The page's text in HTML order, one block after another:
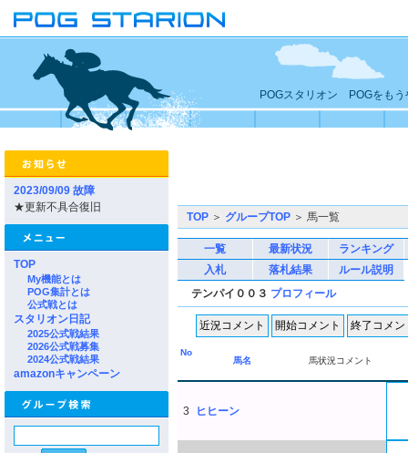
POGスタリオン POGをもう
2023/09/09 故障
★更新不具合復旧
TOP
My機能とは
POG集計とは
公式戦とは
スタリオン日記
2025公式戦結果
2026公式戦募集
2024公式戦結果
amazonキャンペーン
TOP ＞ グループTOP ＞ 馬一覧
一覧 最新状況
ランキング
入札
落札結果
ルール説明
テンパイ００３ プロフィール
No
馬名
馬状況コメント
3 ヒヒーン